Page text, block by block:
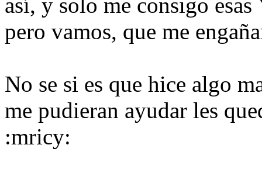
pero vamos, que me
No se si es que hice algo
me pudieran ayudar les
:mricy: